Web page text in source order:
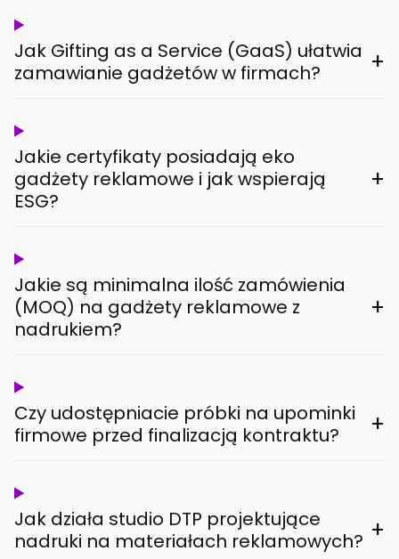
Jak Gifting as a Service (GaaS) ułatwia
zamawianie gadżetów w firmach?
+
Jakie certyfikaty posiadają eko
gadżety reklamowe i jak wspierają
ESG?
+
Jakie są minimalna ilość zamówienia
(MOQ) na gadżety reklamowe z
nadrukiem?
+
Czy udostępniacie próbki na upominki
firmowe przed finalizacją kontraktu?
+
Jak działa studio DTP projektujące
nadruki na materiałach reklamowych? +